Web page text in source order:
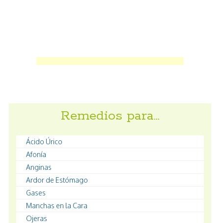
Remedios para…
Ácido Úrico
Afonía
Anginas
Ardor de Estómago
Gases
Manchas en la Cara
Ojeras